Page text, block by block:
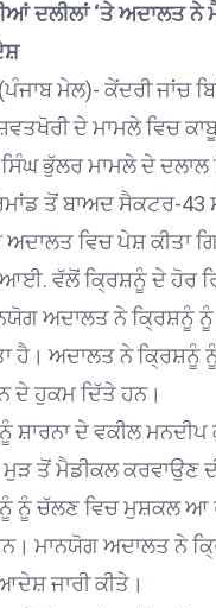
ਦਲੀਲਾਂ ‘ਤੇ ਅਦਾਲਤ ਨੇ
ਮੇਲ)- ਕੇਂਦਰੀ ਜਾਂਚ
ਦੇ ਮਾਮਲੇ ਵਿਚ
ਭੁੱਲਰ ਮਾਮਲੇ ਦੇ ਦਲਾਲ
ਤੋਂ ਬਾਅਦ ਸੈਕਟਰ-43
ਅਦਾਲਤ ਵਿਚ ਪੇਸ਼ ਕੀਤਾ
ਵੱਲੋਂ ਕ੍ਰਿਸ਼ਨੂੰ ਦੇ ਹੋਰ
ਅਦਾਲਤ ਨੇ ਕ੍ਰਿਸ਼ਨੂੰ
ਹੈ। ਅਦਾਲਤ ਨੇ ਕ੍ਰਿਸ਼ਨੂੰ
ਦੇ ਹੁਕਮ ਦਿੱਤੇ ਹਨ।
ਸ਼ਾਰਨਾ ਦੇ ਵਕੀਲ ਮਨਦੀਪ
ਤੋਂ ਮੈਡੀਕਲ ਕਰਵਾਉਣ
ਨੂੰ ਚੱਲਣ ਵਿਚ ਮੁਸ਼ਕਲ ਆ
ਮਾਨਯੋਗ ਅਦਾਲਤ ਨੇ
ਜਾਰੀ ਕੀਤੇ।